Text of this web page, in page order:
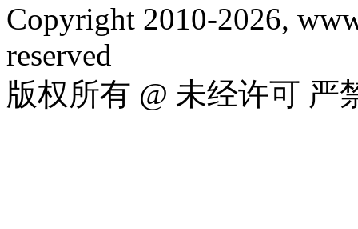
Copyright 2010-2026,
reserved
版权所有 @ 未经许可 严